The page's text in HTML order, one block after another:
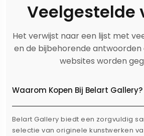
Veelgestelde
Het verwijst naar een lijst met
en de bijbehorende antwoorden
websites worden
Waarom Kopen Bij Belart Gallery?
Belart Gallery biedt een zorgvuldig
selectie van originele kunstwerken